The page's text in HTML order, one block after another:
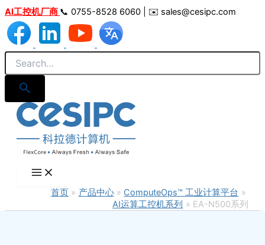
跳
至
内
容
AI工控机厂商 📞 0755-8528 6060 | ✉️ sales@cesipc.com
首页 产品中心
ComputeOps™ 工业计算平台
AI运算工控机系列
EA-N500系列